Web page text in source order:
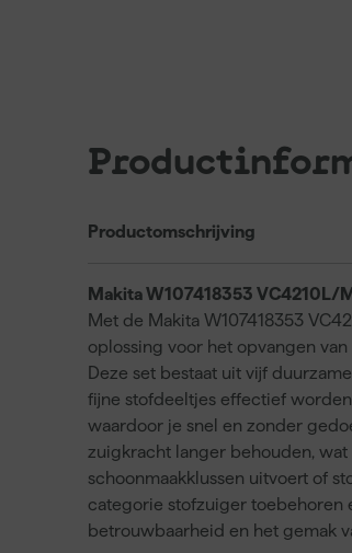
Productomschrijving
Makita W107418353 VC4210L/
Met de Makita W107418353
oplossing voor het opvangen
Deze set bestaat uit vijf
fijne stofdeeltjes effectief
waardoor je snel en zonder
zuigkracht langer behouden,
schoonmaakklussen uitvoert of
categorie stofzuiger toebehoren
betrouwbaarheid en het gemak